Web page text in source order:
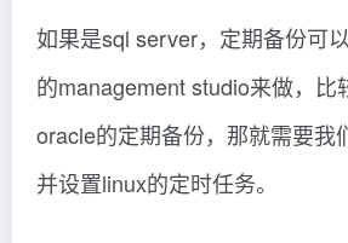
如果是sql server，定期备份可
的management studio来做，比
oracle的定期备份，那就需要我
并设置linux的定时任务。